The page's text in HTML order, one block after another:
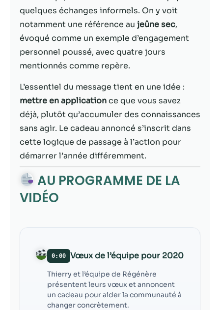
quelques échanges informels. On y voit
notamment une référence au jeûne sec,
évoqué comme un exemple d’engagement
personnel poussé, avec quatre jours
mentionnés comme repère.
L’essentiel du message tient en une idée :
mettre en applicationce que vous savez
déjà, plutôt qu’accumuler des connaissances
sans agir. Le cadeau annoncé s’inscrit dans
cette logique de passage à l’action pour
démarrer l’année différemment.
AU PROGRAMME DE LA
VIDÉO
0:00 Vœux de l’équipe pour 2020
Thierry et l’équipe de Régénère
présentent leurs vœux et annoncent
un cadeau pour aider la communauté à
changer concrètement.
Statistiques
Afin que nous
puissions
améliorer la
fonctionnalité
du site Web,
de la façon
dont le site
Web est
Experience
Afin que notre
ces cookies,
certaines
fonctionnalités
disparaîtront
du site Web.